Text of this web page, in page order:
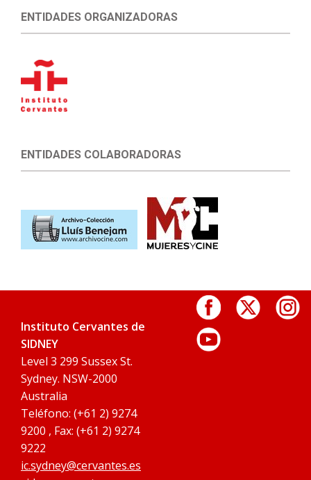
ENTIDADES ORGANIZADORAS
ENTIDADES COLABORADORAS
Instituto Cervantes de
SIDNEY
Level 3 299 Sussex St.
Sydney. NSW-2000
Australia
Teléfono: (+61 2) 9274
9200 , Fax: (+61 2) 9274
9222
ic.sydney@cervantes.es